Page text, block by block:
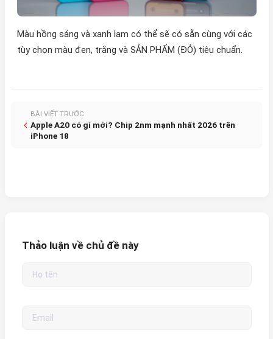
Màu hồng sáng và xanh lam có thể sẽ có sẵn cùng với các
tùy chọn màu đen, trắng và SẢN PHẨM (ĐỎ) tiêu chuẩn.
BÀI VIẾT TRƯỚC
Apple A20 có gì mới? Chip 2nm mạnh nhất 2026 trên
iPhone 18
Thảo luận về chủ đề này